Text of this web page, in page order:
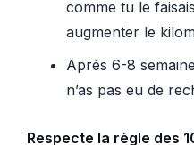
comme tu le
augmenter le
Après 6-8
n’as pas eu de
Respecte la règle des